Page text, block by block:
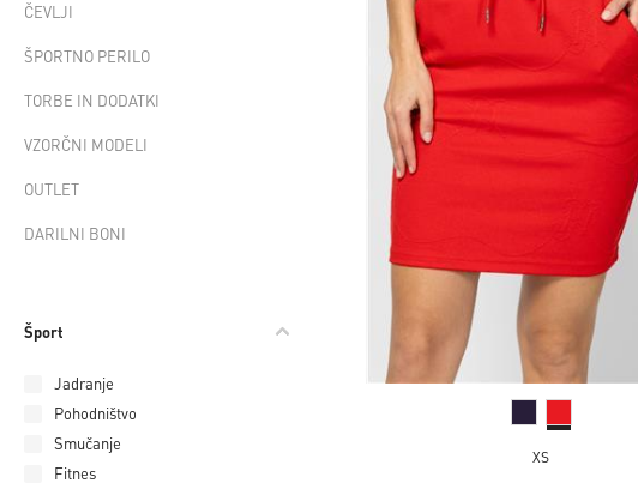
ČEVLJI
ŠPORTNO PERILO
TORBE IN DODATKI
VZORČNI MODELI
OUTLET
DARILNI BONI
Šport
Jadranje
Pohodništvo
Smučanje
Fitnes
XS